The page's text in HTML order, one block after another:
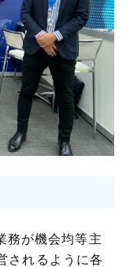
務が機会均等主
されるように各